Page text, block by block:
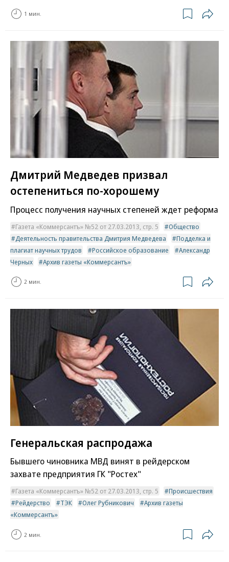
1 мин.
Дмитрий Медведев призвал
остепениться по-хорошему
Процесс получения научных степеней ждет реформа
Газета «Коммерсантъ» №52 от 27.03.2013, стр. 5
Общество
Деятельность правительства Дмитрия Медведева
Подделка и
плагиат научных трудов
Российское образование
Александр
Черных
Архив газеты «Коммерсантъ»
2 мин.
Генеральская распродажа
Бывшего чиновника МВД винят в рейдерском
захвате предприятия ГК "Ростех"
Газета «Коммерсантъ» №52 от 27.03.2013, стр. 5
Происшествия
Рейдерство
ТЭК Олег Рубникович
Архив газеты
«Коммерсантъ»
2 мин.